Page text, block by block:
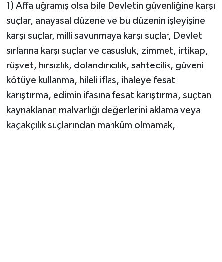
1) Affa uğramış olsa bile Devletin güvenliğine karşı
suçlar, anayasal düzene ve bu düzenin işleyişine
karşı suçlar, milli savunmaya karşı suçlar, Devlet
sırlarına karşı suçlar ve casusluk, zimmet, irtikap,
rüşvet, hırsızlık, dolandırıcılık, sahtecilik, güveni
kötüye kullanma, hileli iflas, ihaleye fesat
karıştırma, edimin ifasına fesat karıştırma, suçtan
kaynaklanan malvarlığı değerlerini aklama veya
kaçakçılık suçlarından mahküm olmamak,